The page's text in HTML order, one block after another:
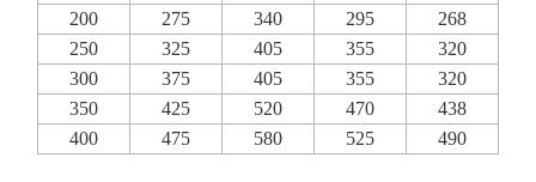
200
275 340 295
268
250
325 405 355
320
300
375 405 355
320
350
425 520 470
438
400
475 580 525 490